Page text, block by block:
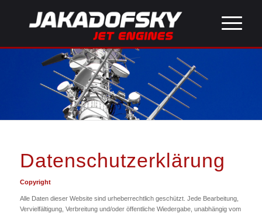
Datenschutzerklärung
Copyright
Alle Daten dieser Website sind urheberrechtlich geschützt. Jede Bearbeitung,
Vervielfältigung, Verbreitung und/oder öffentliche Wiedergabe, unabhängig vom